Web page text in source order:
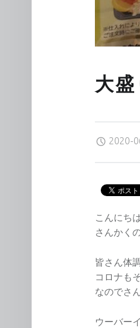
大
2020-
こんにち
さんかく
皆さん体
コロナも
なのでさ
ウーバー